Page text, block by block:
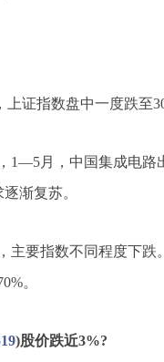
证指数盘中一度跌至
1—5月，中国集成电路
渐复苏。
主要指数不同程度下跌
。
)股价跌近3%?